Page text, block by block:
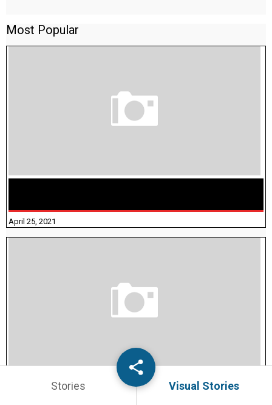
Most Popular
April 25, 2021
திருக்குறள் । 133 அதிகாரங்கள் விளக்கத்துடன்
Stories Visual Stories